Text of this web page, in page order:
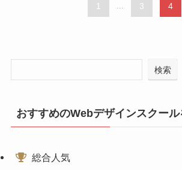
1 3 4
検索
おすすめのWebデザインスクー
総合人気